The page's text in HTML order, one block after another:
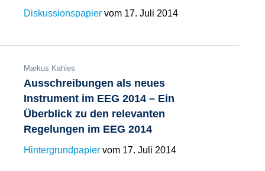
Diskussionspapier vom 17. Juli 2014
Markus Kahles
Ausschreibungen als neues
Instrument im EEG 2014 – Ein
Überblick zu den relevanten
Regelungen im EEG 2014
Hintergrundpapier vom 17. Juli 2014